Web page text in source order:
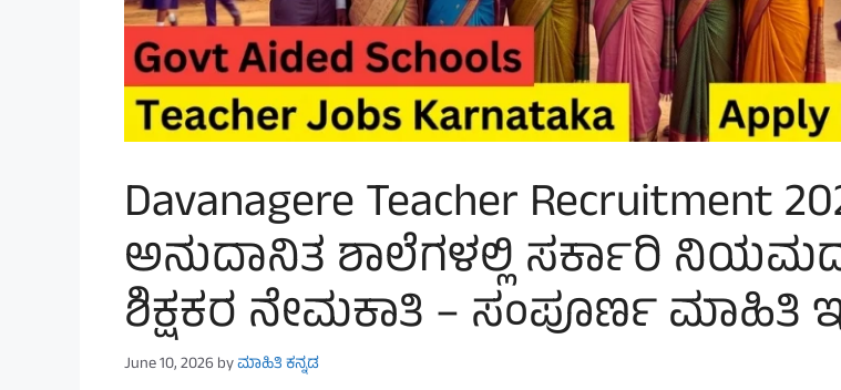
Davanagere Teacher Recruitment
ಅನುದಾನಿತ ಶಾಲೆಗಳಲ್ಲಿ ಸರ್ಕಾರಿ
ಶಿಕ್ಷಕರ ನೇಮಕಾತಿ – ಸಂಪೂರ್ಣ ಮಾಹಿತಿ
June 10, 2026 byಮಾಹಿತಿ ಕನ್ನಡ